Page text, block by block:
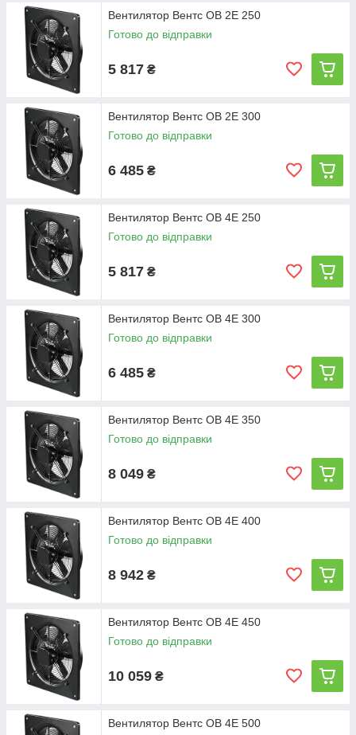
Вентилятор Вентс ОВ 2Е 250
Готово до відправки
5 817 ₴
Вентилятор Вентс ОВ 2Е 300
Готово до відправки
6 485 ₴
Вентилятор Вентс ОВ 4Е 250
Готово до відправки
5 817 ₴
Вентилятор Вентс ОВ 4Е 300
Готово до відправки
6 485 ₴
Вентилятор Вентс ОВ 4Е 350
Готово до відправки
8 049 ₴
Вентилятор Вентс ОВ 4Е 400
Готово до відправки
8 942 ₴
Вентилятор Вентс ОВ 4Е 450
Готово до відправки
10 059 ₴
Вентилятор Вентс ОВ 4Е 500